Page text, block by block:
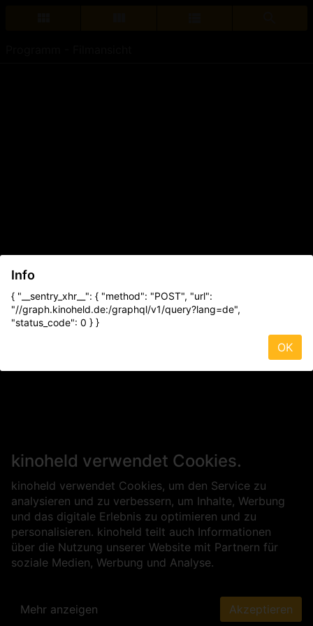
kinoheld verwendet Cookies.
kinoheld verwendet Cookies, um den Service zu
analysieren und zu verbessern, um Inhalte, Werbung
und das digitale Erlebnis zu optimieren und zu
personalisieren. kinoheld teilt auch Informationen
über die Nutzung unserer Website mit Partnern für
soziale Medien, Werbung und Analyse.
Mehr anzeigen Akzeptieren
Info
{ "__sentry_xhr__": { "method": "POST", "url":
"//graph.kinoheld.de:/graphql/v1/query?lang=de",
"status_code": 0 } }
OK